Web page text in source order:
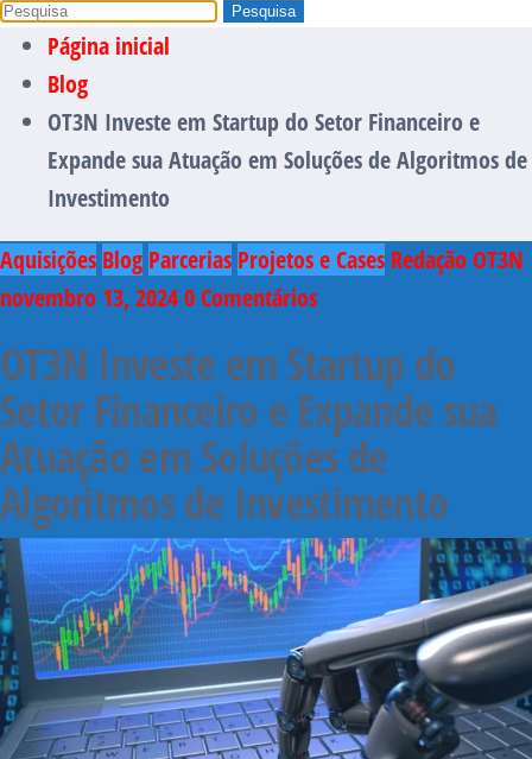
Página inicial
Blog
OT3N Investe em Startup do Setor Financeiro e
Expande sua Atuação em Soluções de Algoritmos de
Investimento
Aquisições Blog Parcerias Projetos e Cases Redação OT3N
novembro 13, 20240 Comentários
OT3N Investe em Startup do
Setor Financeiro e Expande sua
Atuação em Soluções de
Algoritmos de Investimento